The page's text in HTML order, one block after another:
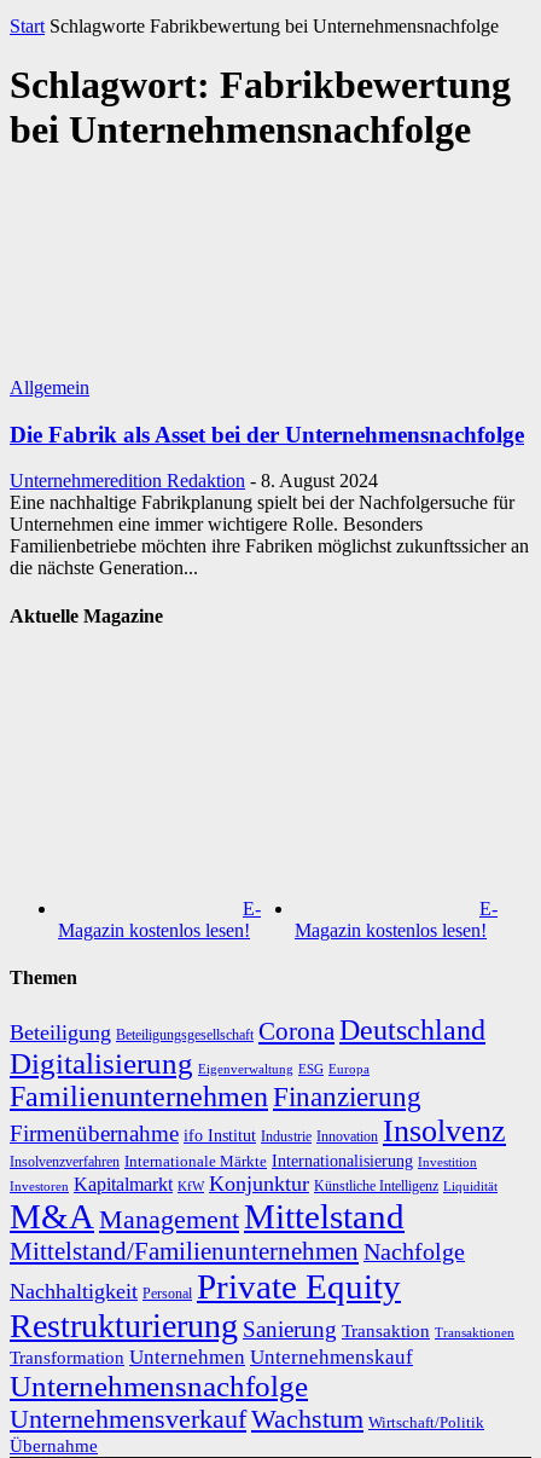
Start Schlagworte Fabrikbewertung bei Unternehmensnachfolge
Schlagwort: Fabrikbewertung
bei Unternehmensnachfolge
Allgemein
Die Fabrik als Asset bei der Unternehmensnachfolge
Unternehmeredition Redaktion - 8. August 2024
Eine nachhaltige Fabrikplanung spielt bei der Nachfolgersuche für
Unternehmen eine immer wichtigere Rolle. Besonders
Familienbetriebe möchten ihre Fabriken möglichst zukunftssicher an
die nächste Generation...
Aktuelle Magazine
E-
Magazin kostenlos lesen!
E-
Magazin kostenlos lesen!
Themen
Beteiligung Beteiligungsgesellschaft CoronaDeutschland
Digitalisierung Eigenverwaltung ESG Europa
FamilienunternehmenFinanzierung
Firmenübernahme ifo Institut Industrie Innovation Insolvenz
Insolvenzverfahren Internationale Märkte Internationalisierung Investition
Investoren Kapitalmarkt KfW Konjunktur Künstliche Intelligenz Liquidität
M&A ManagementMittelstand
Mittelstand/Familienunternehmen Nachfolge
Nachhaltigkeit Personal Private Equity
Restrukturierung Sanierung Transaktion Transaktionen
Transformation Unternehmen Unternehmenskauf
Unternehmensnachfolge
UnternehmensverkaufWachstum Wirtschaft/Politik
Übernahme